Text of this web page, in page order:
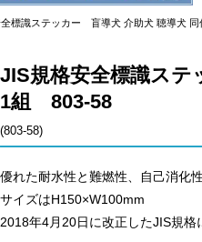
全標識ステッカー 盲導犬 介助犬 聴導犬
JIS規格安全標識ス
1組 803-58
(803-58)
優れた耐水性と難燃性、自己消化
サイズはH150×W100mm
2018年4月20日に改正したJIS規格